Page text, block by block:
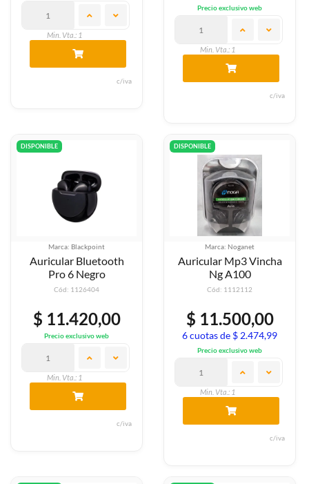
Min. Vta.: 1
c/iva
Precio exclusivo web
Min. Vta.: 1
c/iva
DISPONIBLE
Marca: Blackpoint
Auricular Bluetooth
Pro 6 Negro
Cód: 1126404
$ 11.420,00
Precio exclusivo web
Min. Vta.: 1
c/iva
DISPONIBLE
Marca: Noganet
Auricular Mp3 Vincha
Ng A100
Cód: 1112112
$ 11.500,00
6 cuotas de $ 2.474,99
Precio exclusivo web
Min. Vta.: 1
c/iva